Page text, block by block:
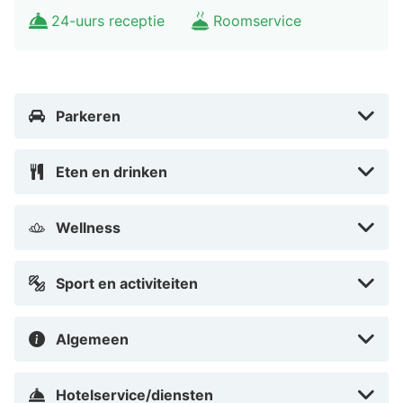
07.30 uur tot 10.30 uur genieten van een gratis
het seizoen. Ze zijn gesloten van 19 oktober tot 29
De fitnessfaciliteiten De wasserette De
vergaderruimtes Het parkeerterrein De sauna De spa
Hotelstars Union kent in Oostenrijk een officiële
stars toegekend gekregen.
lobby, een stomerij/wasserijservice en een
gebruikmaken van een shuttleservice van/naar de
24-uurs receptie
Roomservice
Parkeren
Eten en drinken
Wellness
Sport en activiteiten
Algemeen
Hotelservice/diensten